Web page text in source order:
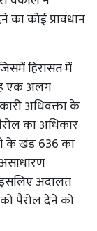
कोई प्रावधान
हिरासत में
एक अलग
अधिवक्ता के
का अधिकार
के खंड 636 का
इसलिए अदालत
पैरोल देने को